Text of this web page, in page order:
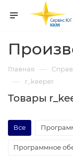
Главная —
— r_keeper
Товары
Все
Программное